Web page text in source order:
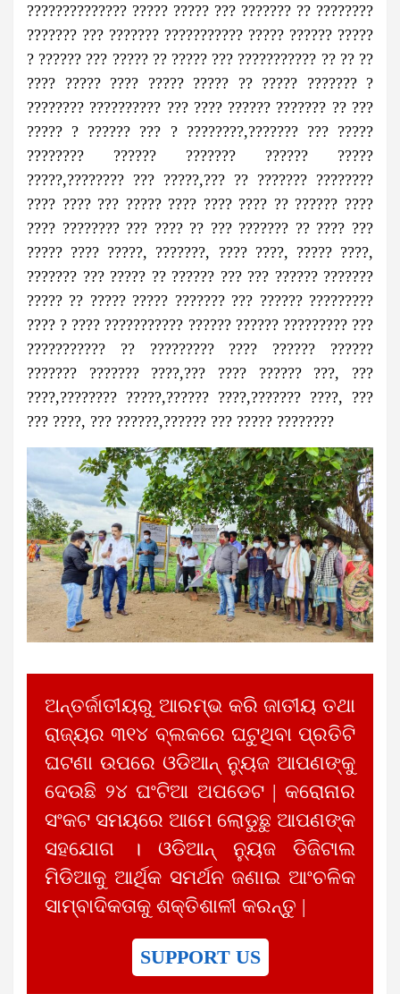
?????????????? ????? ????? ??? ??????? ?? ????????
??????? ??? ??????? ??????????? ????? ?????? ?????
? ?????? ??? ????? ?? ????? ??? ??????????? ?? ?? ??
???? ????? ???? ????? ????? ?? ????? ??????? ?
???????? ?????????? ??? ???? ?????? ??????? ?? ???
????? ? ?????? ??? ? ????????,??????? ??? ?????
???????? ?????? ??????? ?????? ?????
?????,???????? ??? ?????,??? ?? ??????? ????????
???? ???? ??? ????? ???? ???? ???? ?? ?????? ????
???? ???????? ??? ???? ?? ??? ??????? ?? ???? ???
????? ???? ?????, ???????, ???? ????, ????? ????,
??????? ??? ????? ?? ?????? ??? ??? ?????? ???????
????? ?? ????? ????? ??????? ??? ?????? ?????????
???? ? ???? ??????????? ?????? ?????? ????????? ???
??????????? ?? ????????? ???? ?????? ??????
??????? ??????? ????,??? ???? ?????? ???, ???
????,???????? ?????,?????? ????,??????? ????, ???
??? ????, ??? ??????,?????? ??? ????? ????????
ଅନ୍ତର୍ଜାତୀୟରୁ ଆରମ୍ଭ କରି ଜାତୀୟ ତଥା
ରାଜ୍ୟର ୩୧୪ ବ୍ଲକରେ ଘଟୁଥିବା ପ୍ରତିଟି
ଘଟଣା ଉପରେ ଓଡିଆନ୍ ନ୍ୟୁଜ ଆପଣଙ୍କୁ
ଦେଉଛି ୨୪ ଘଂଟିଆ ଅପଡେଟ | କରୋନାର
ସଂକଟ ସମୟରେ ଆମେ ଲୋଡୁଛୁ ଆପଣଙ୍କ
ସହଯୋଗ । ଓଡିଆନ୍ ନ୍ୟୁଜ ଡିଜିଟାଲ
ମିଡିଆକୁ ଆର୍ଥିକ ସମର୍ଥନ ଜଣାଇ ଆଂଚଳିକ
ସାମ୍ବାଦିକତାକୁ ଶକ୍ତିଶାଳୀ କରନ୍ତୁ |
SUPPORT US